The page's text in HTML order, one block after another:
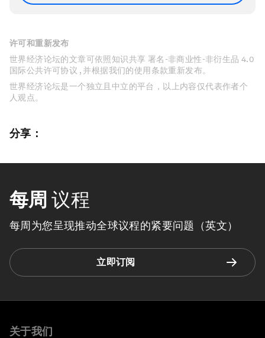
许可和重新发布
世界经济论坛的文章可依照知识共享 署名-非商业性-非衍生品 4.0
国际公共许可协议 , 并根据我们的使用条款重新发布。
世界经济论坛是一个独立且中立的平台，以上内容仅代表作者个
人观点。
分享：
每周 议程
每周为您呈现推动全球议程的紧要问题（英文）
立即订阅
关于我们